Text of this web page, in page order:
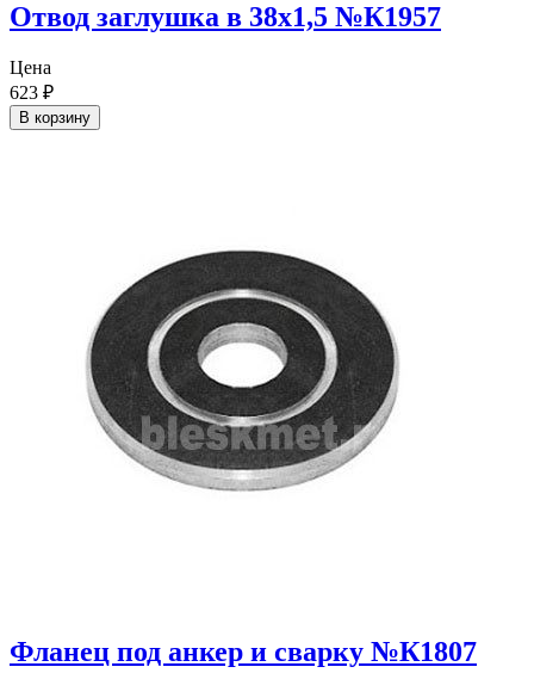
Отвод заглушка в 38х1,5 №К1957
Цена
623 ₽
В корзину
Фланец под анкер и сварку №К1807